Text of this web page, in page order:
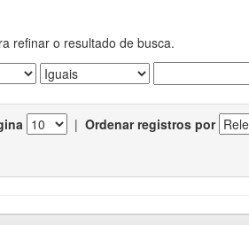
refinar o resultado de busca.
| Ordenar registros por